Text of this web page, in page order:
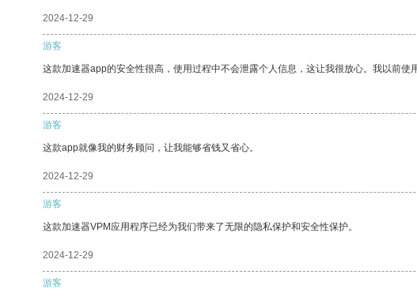
2024-12-29
游客
这款加速器app的安全性很高，使用过程中不会泄露个人信息，这让我很放心。我以前
2024-12-29
游客
这款app就像我的财务顾问，让我能够省钱又省心。
2024-12-29
游客
这款加速器VPM应用程序已经为我们带来了无限的隐私保护和安全性保护。
2024-12-29
游客